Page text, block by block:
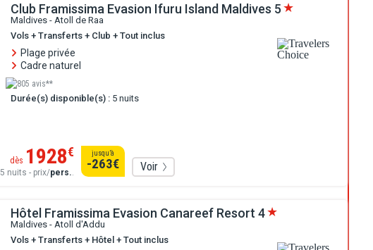
Club Framissima Evasion Ifuru Island Maldives 5
Maldives - Atoll de Raa
Vols + Transferts + Club + Tout inclus
Plage privée
Cadre naturel
805 avis**
Durée(s) disponible(s) : 5 nuits
dès 1928€
5 nuits - prix/pers.
jusqu’à
-263€ Voir
Hôtel Framissima Evasion Canareef Resort 4
Maldives - Atoll d'Addu
Vols + Transferts + Hôtel + Tout inclus